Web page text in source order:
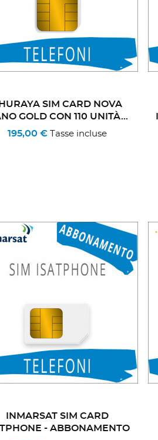
SIM CARD NOVA
GOLD CON 110 UNITÀ...
195,00 €Tasse incluse
INMARSAT SIM CARD
- ABBONAMENTO